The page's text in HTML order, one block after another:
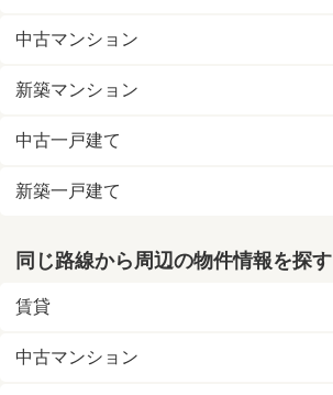
中古マンション
新築マンション
中古一戸建て
新築一戸建て
同じ路線から周辺の物件情報を探す
賃貸
中古マンション